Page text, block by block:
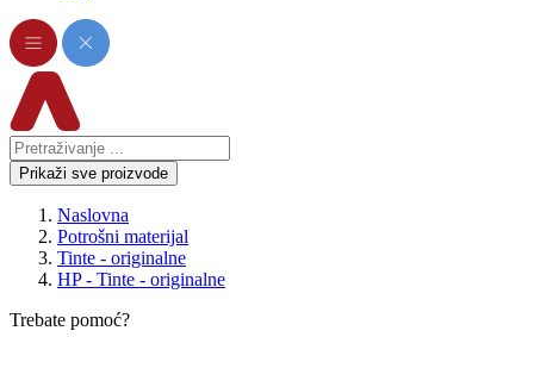
Prikaži sve proizvode
Naslovna
Potrošni materijal
Tinte - originalne
HP - Tinte - originalne
Trebate pomoć?